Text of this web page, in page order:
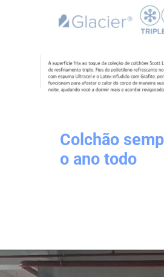
Colchão
o ano todo